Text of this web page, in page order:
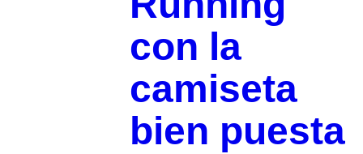
con la
camiseta
bien puesta